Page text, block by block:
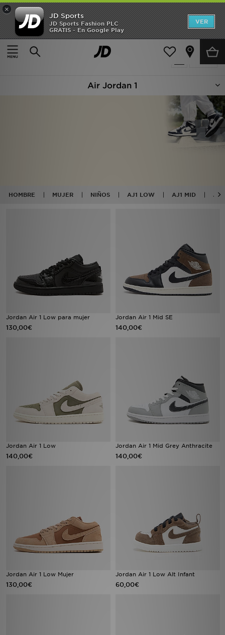
×
JD Sports
JD Sports Fashion PLC
GRATIS - En Google Play
VER
Página principal
Jordan 1
66 productos encontrados
Air Jordan 1
HOMBRE MUJER NIÑOS AJ1 LOW AJ1 MID
Jordan Air 1 Low para mujer
130,00€
Jordan Air 1 Mid SE
140,00€
Jordan Air 1 Low
140,00€
Jordan Air 1 Mid Grey Anthracite
140,00€
Jordan Air 1 Low Mujer
130,00€
Jordan Air 1 Low Alt Infant
60,00€
Hombre
Mujer